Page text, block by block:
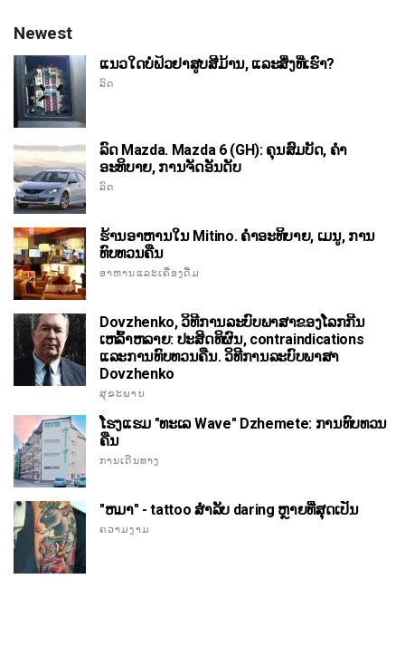
Newest
ແນວໃດບໍ່ຟິວຢາສູບສີມ້ານ, ແລະສິ່ງທີ່ເຮົາ?
ລົດ
ລົດ Mazda. Mazda 6 (GH): ຄຸນສົມບັດ, ຄໍາ
ອະທິບາຍ, ການຈັດອັນດັບ
ລົດ
ຮ້ານອາຫານໃນ Mitino. ຄໍາອະທິບາຍ, ເມນູ, ການ
ທົບທວນຄືນ
ອາຫານແລະເຄື່ອງດື່ມ
Dovzhenko, ວິທີການລະບົບພາສາຂອງໂລກກີນ
ເຫລົ້າຫລາຍ: ປະສິດທິຜົນ, contraindications
ແລະການທົບທວນຄືນ. ວິທີການລະບົບພາສາ
Dovzhenko
ສຸຂະພາບ
ໂຮງແຮມ "ທະເລ Wave" Dzhemete: ການທົບທວນ
ຄືນ
ການເດີນທາງ
"ຫມາ" - tattoo ສໍາລັບ daring ຫຼາຍທີ່ສຸດເປັນ
ຄວາມງາມ